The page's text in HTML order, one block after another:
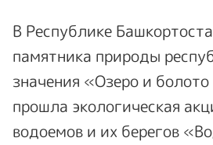
В Республике
памятника природы
значения «Озеро и
прошла экологическая
водоемов и их берегов